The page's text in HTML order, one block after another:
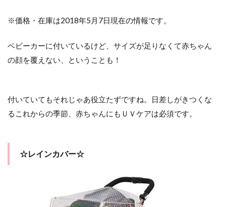
※価格・在庫は2018年5月7日現在の情報です。
ベビーカーに付いているけど、サイズが足りなくて赤ちゃん
の顔を覆えない、ということも！
付いていてもそれじゃあ役立たずですね。日差しがきつくな
るこれからの季節、赤ちゃんにもＵＶケアは必須です。
☆レインカバー☆